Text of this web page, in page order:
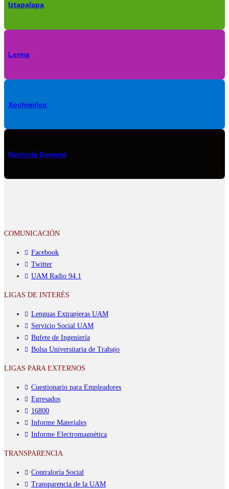
Iztapalapa
Lerma
Xochimilco
Rectoría General
COMUNICACIÓN
Facebook
Twitter
UAM Radio 94.1
LIGAS DE INTERÉS
Lenguas Extranjeras UAM
Servicio Social UAM
Bufete de Ingeniería
Bolsa Universitaria de Trabajo
LIGAS PARA EXTERNOS
Cuestionario para Empleadores
Egresados
16800
Informe Materiales
Informe Electromagnética
TRANSPARENCIA
Contraloría Social
Transparencia de la UAM